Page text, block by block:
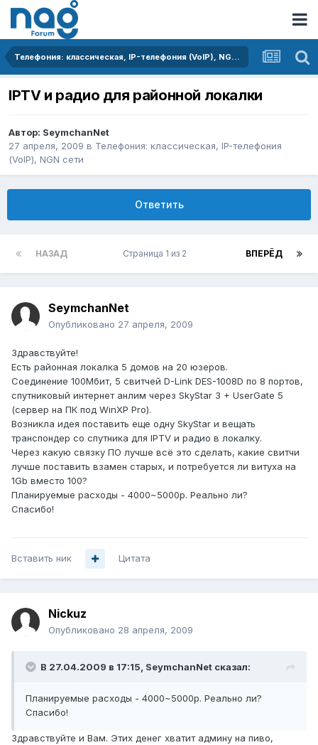
Телефония: классическая, IP-телефония (VoIP), NGN сети
IPTV и радио для районной локалки
Автор: SeymchanNet
27 апреля, 2009 в Телефония: классическая, IP-телефония
(VoIP), NGN сети
Ответить
НАЗАД ВПЕРЁД
Страница 1 из 2
SeymchanNet
Опубликовано 27 апреля, 2009
Здравствуйте!
Есть районная локалка 5 домов на 20 юзеров.
Соединение 100Мбит, 5 свитчей D-Link DES-1008D по 8 портов,
спутниковый интернет анлим через SkyStar 3 + UserGate 5
(сервер на ПК под WinXP Pro).
Возникла идея поставить еще одну SkyStar и вещать
транспондер со спутника для IPTV и радио в локалку.
Через какую связку ПО лучше всё это сделать, какие свитчи
лучше поставить взамен старых, и потребуется ли витуха на
1Gb вместо 100?
Планируемые расходы - 4000~5000р. Реально ли?
Спасибо!
Вставить ник Цитата
Nickuz
Опубликовано 28 апреля, 2009
В 27.04.2009 в 17:15, SeymchanNet сказал:
Планируемые расходы - 4000~5000р. Реально ли?
Спасибо!
Здравствуйте и Вам. Этих денег хватит админу на пиво,